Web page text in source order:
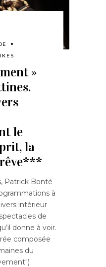
»
le
la
Patrick Bonté
à
intérieur
de
donne à voir.
composée
du